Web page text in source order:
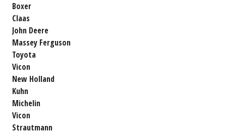
Boxer
Claas
John Deere
Massey Ferguson
Toyota
Vicon
New Holland
Kuhn
Michelin
Vicon
Strautmann